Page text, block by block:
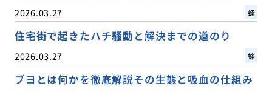
2026.03.27 蜂
住宅街で起きたハチ騒動と解決までの道のり
2026.03.27 蜂
ブヨとは何かを徹底解説その生態と吸血の仕組み